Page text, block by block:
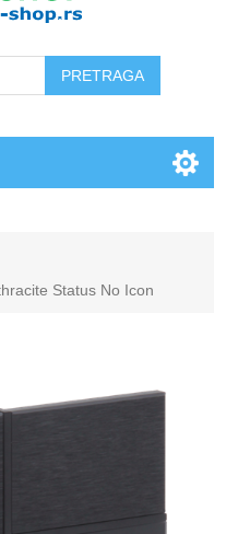
Status No Icon